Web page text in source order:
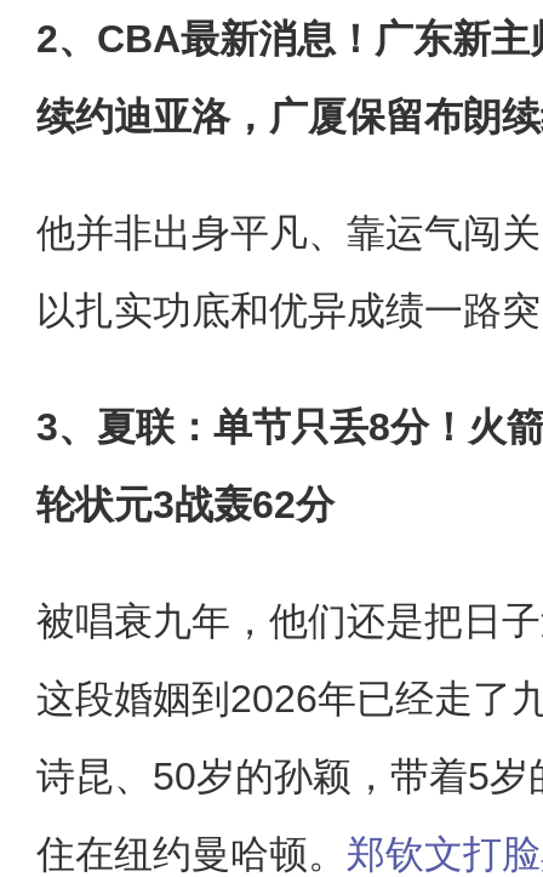
2、CBA最新消息！广东新
续约迪亚洛，广厦保留布朗
他并非出身平凡、靠运气闯
以扎实功底和优异成绩一路
3、夏联：单节只丢8分！火
轮状元3战轰62分
被唱衰九年，他们还是把日
这段婚姻到2026年已经走了
诗昆、50岁的孙颖，带着5
住在纽约曼哈顿。 郑钦文打